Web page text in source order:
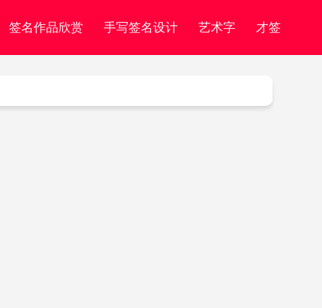
签名作品欣赏 手写签名设计 艺术字 才签